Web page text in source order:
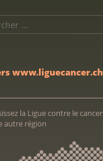
www.liguecancer.ch
la Ligue contre le cancer
autre région